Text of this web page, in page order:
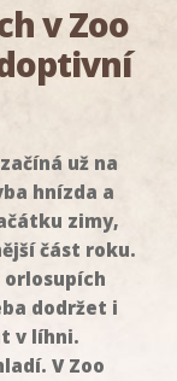
v Zoo
už na
hnízda a
zimy,
část roku.
orlosupích
dodržet i
v líhni.
V Zoo